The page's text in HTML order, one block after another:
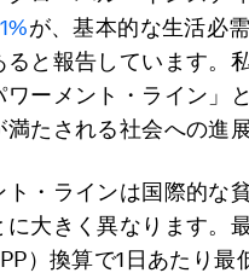
が、基本的な生活必
ると報告しています。
ワーメント・ライン」
たされる社会への進
ト・ラインは国際的な
に大きく異なります。
）換算で1日あたり